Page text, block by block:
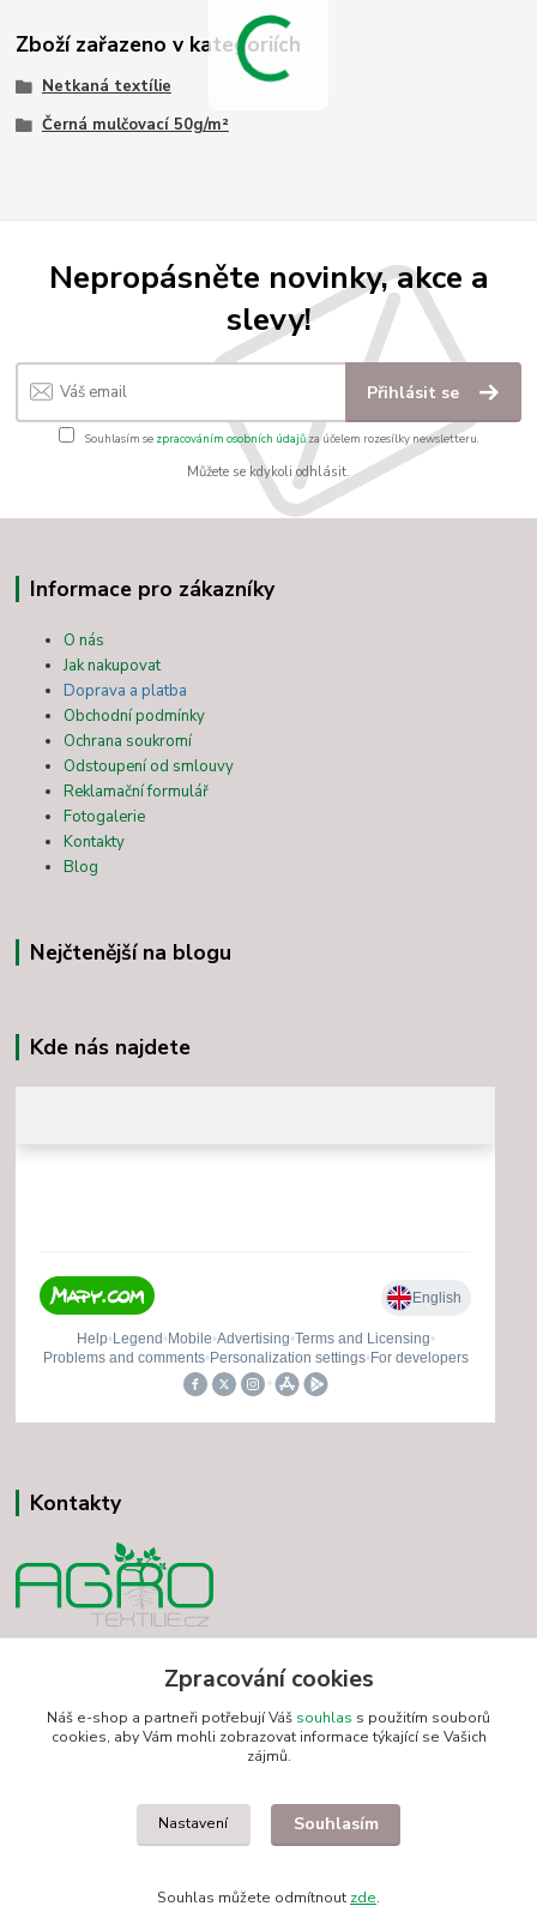
Zboží zařazeno v kategoriích
Netkaná textílie
Černá mulčovací 50g/m²
Nepropásněte novinky, akce a
slevy!
Přihlásit se
Souhlasím se zpracováním osobních údajůza účelem rozesílky newsletteru.
Můžete se kdykoli odhlásit.
Informace pro zákazníky
O nás
Jak nakupovat
Doprava a platba
Obchodní podmínky
Ochrana soukromí
Odstoupení od smlouvy
Reklamační formulář
Fotogalerie
Kontakty
Blog
Nejčtenější na blogu
Kde nás najdete
Kontakty
+420 731 501 234
minarvbv@seznam.cz
Zpracování cookies
Náš e-shop a partneři potřebují Váš souhlas s použitím souborů
cookies, aby Vám mohli zobrazovat informace týkající se Vašich
zájmů.
Nastavení Souhlasím
Souhlas můžete odmítnout zde.